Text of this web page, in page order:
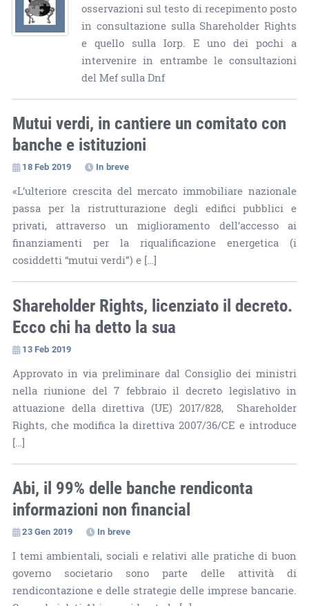
osservazioni sul testo di recepimento posto
in consultazione sulla Shareholder Rights
e quello sulla Iorp. E uno dei pochi a
intervenire in entrambe le consultazioni
del Mef sulla Dnf
Mutui verdi, in cantiere un comitato con
banche e istituzioni
18 Feb 2019 In breve
«L’ulteriore crescita del mercato immobiliare nazionale
passa per la ristrutturazione degli edifici pubblici e
privati, attraverso un miglioramento dell’accesso ai
finanziamenti per la riqualificazione energetica (i
cosiddetti “mutui verdi”) e […]
Shareholder Rights, licenziato il decreto.
Ecco chi ha detto la sua
13 Feb 2019
Approvato in via preliminare dal Consiglio dei ministri
nella riunione del 7 febbraio il decreto legislativo in
attuazione della direttiva (UE) 2017/828, Shareholder
Rights, che modifica la direttiva 2007/36/CE e introduce
[…]
Abi, il 99% delle banche rendiconta
informazioni non financial
23 Gen 2019 In breve
I temi ambientali, sociali e relativi alle pratiche di buon
governo societario sono parte delle attività di
rendicontazione e delle strategie delle imprese bancarie.